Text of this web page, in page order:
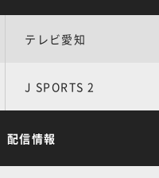
テレビ愛知
J SPORTS 2
配信情報